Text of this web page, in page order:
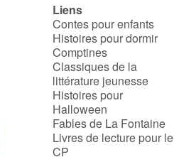
Liens
Contes pour enfants
Histoires pour dormir
Comptines
Classiques de la
littérature jeunesse
Histoires pour
Halloween
Fables de La Fontaine
Livres de lecture pour le
CP